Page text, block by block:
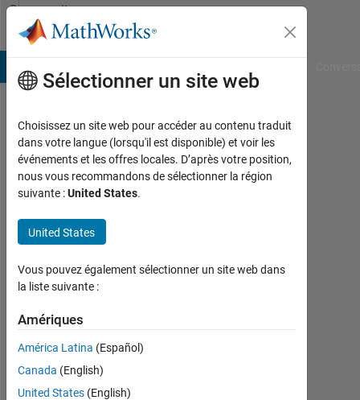
Passer au contenu
Community
Profile
Curious
Last
seen:
environ
3 ans il
y a
Actif
depuis
0
Following:
Sélectionner un site web
Choisissez un site web pour accéder au contenu traduit
dans votre langue (lorsqu'il est disponible) et voir les
événements et les offres locales. D’après votre position,
nous vous recommandons de sélectionner la région
suivante :United States.
United States
Vous pouvez également sélectionner un site web dans
la liste suivante :
Amériques
América Latina (Español)
Canada (English)
United States (English)